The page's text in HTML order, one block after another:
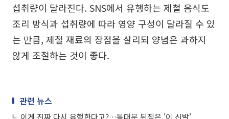
섭취량이 달라진다. SNS에서 유행하는 제철 음식도
조리 방식과 섭취량에 따라 영양 구성이 달라질 수 있
는 만큼, 제철 재료의 장점을 살리되 양념은 과하지
않게 조절하는 것이 좋다.
관련 뉴스
이게 진짜 다시 유행한다고?…동대문 뒤집은 '이 신발'